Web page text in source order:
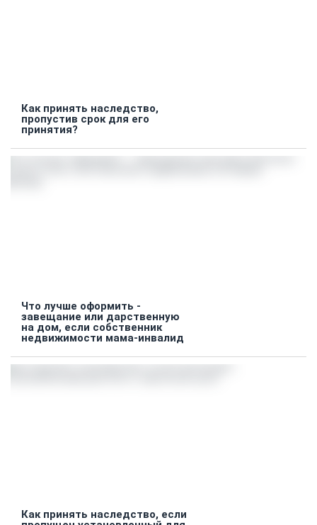
Как принять наследство,
пропустив срок для его
принятия?
Что лучше оформить -
завещание или дарственную
на дом, если собственник
недвижимости мама-инвалид
Как принять наследство, если